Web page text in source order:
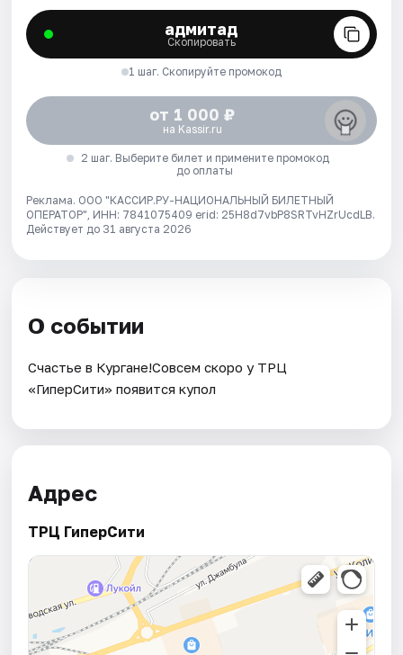
адмитад
Скопировать
1 шаг. Скопируйте промокод
от 1 000 ₽
на Kassir.ru
2 шаг. Выберите билет и примените промокод
до оплаты
Реклама. ООО "КАССИР.РУ-НАЦИОНАЛЬНЫЙ БИЛЕТНЫЙ
ОПЕРАТОР", ИНН: 7841075409 erid: 25H8d7vbP8SRTvHZrUcdLB.
Действует до 31 августа 2026
О событии
Счастье в Кургане!Совсем скоро у ТРЦ
«ГиперСити» появится купол
Адрес
ТРЦ ГиперСити